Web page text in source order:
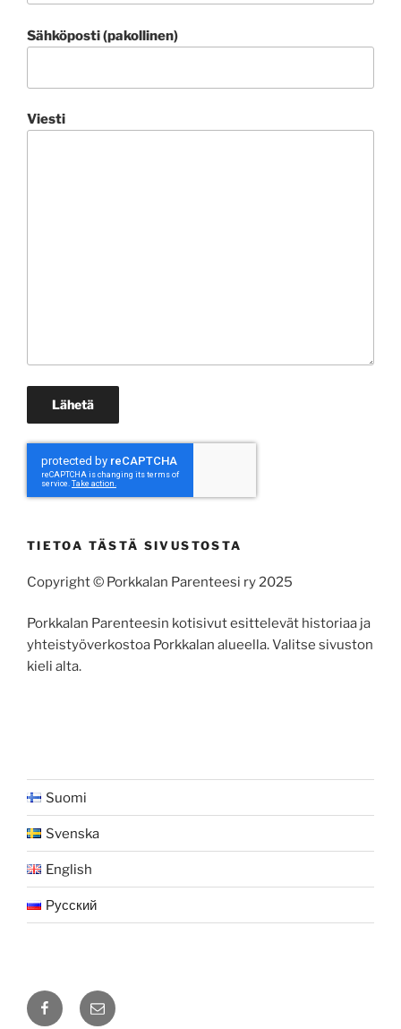
Sähköposti (pakollinen)
Viesti
TIETOA TÄSTÄ SIVUSTOSTA
Copyright © Porkkalan Parenteesi ry 2025
Porkkalan Parenteesin kotisivut esittelevät historiaa ja
yhteistyöverkostoa Porkkalan alueella. Valitse sivuston
kieli alta.
Suomi
Svenska
English
Русский
FacebookSähköposti